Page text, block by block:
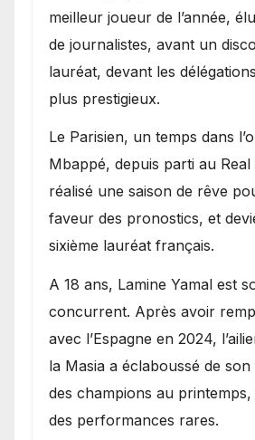
meilleur joueur de l’année,
de journalistes, avant un
lauréat, devant les
plus prestigieux.
Le Parisien, un temps dans
Mbappé, depuis parti au
réalisé une saison de rêve
faveur des pronostics, et
sixième lauréat français.
A 18 ans, Lamine Yamal est
concurrent. Après avoir
avec l’Espagne en 2024,
la Masia a éclaboussé de
des champions au
des performances rares.